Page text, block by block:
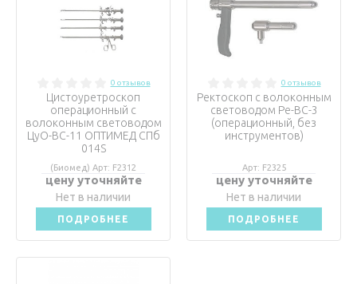
0 отзывов
Цистоуретроскоп
операционный с
волоконным световодом
ЦуО-ВС-11 ОПТИМЕД СПб
014S
(Биомед) Арт: F2312
цену уточняйте
Нет в наличии
ПОДРОБНЕЕ
0 отзывов
Ректоскоп с волоконным
световодом Ре-ВС-3
(операционный, без
инструментов)
Арт: F2325
цену уточняйте
Нет в наличии
ПОДРОБНЕЕ